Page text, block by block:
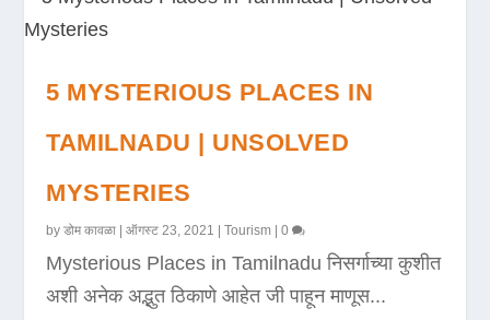
5 MYSTERIOUS PLACES IN
TAMILNADU | UNSOLVED
MYSTERIES
byडोम कावळा |ऑगस्ट 23, 2021 |Tourism |0
Mysterious Places in Tamilnadu निसर्गाच्या कुशीत
अशी अनेक अद्भुत ठिकाणे आहेत जी पाहून माणूस...